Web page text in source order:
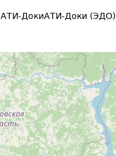
АТИ-ДокиАТИ-Доки (ЭДО)